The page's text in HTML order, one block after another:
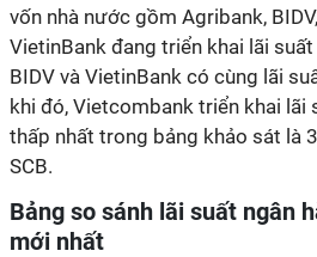
vốn nhà nước gồm Agribank,
VietinBank đang triển khai lãi
BIDV và VietinBank có cùng lãi
khi đó, Vietcombank triển khai lãi
thấp nhất trong bảng khảo sát là
SCB.
Bảng so sánh lãi suất ngân
mới nhất